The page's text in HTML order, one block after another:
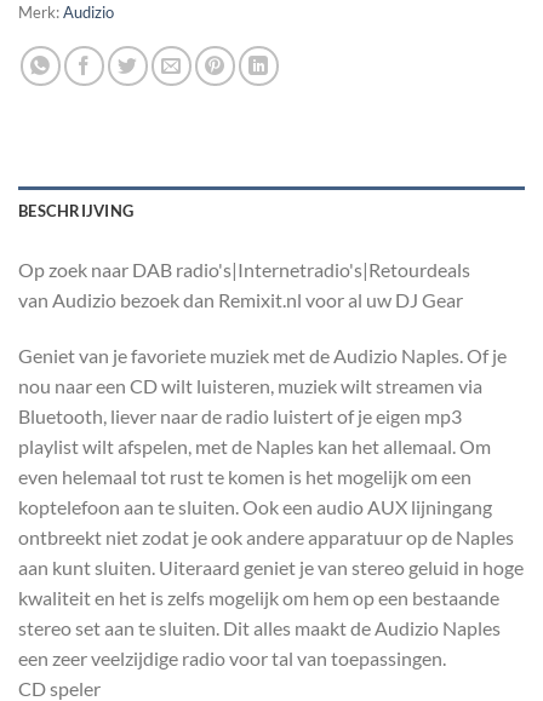
Merk:Audizio
BESCHRIJVING
Op zoek naar DAB radio's|Internetradio's|Retourdeals
van Audizio bezoek dan Remixit.nl voor al uw DJ Gear
Geniet van je favoriete muziek met de Audizio Naples. Of je
nou naar een CD wilt luisteren, muziek wilt streamen via
Bluetooth, liever naar de radio luistert of je eigen mp3
playlist wilt afspelen, met de Naples kan het allemaal. Om
even helemaal tot rust te komen is het mogelijk om een
koptelefoon aan te sluiten. Ook een audio AUX lijningang
ontbreekt niet zodat je ook andere apparatuur op de Naples
aan kunt sluiten. Uiteraard geniet je van stereo geluid in hoge
kwaliteit en het is zelfs mogelijk om hem op een bestaande
stereo set aan te sluiten. Dit alles maakt de Audizio Naples
een zeer veelzijdige radio voor tal van toepassingen.
CD speler